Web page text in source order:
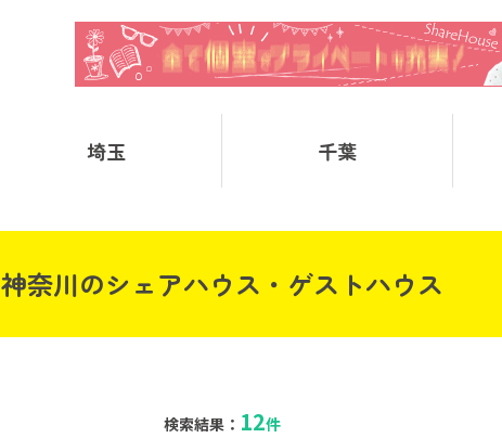
埼玉 千葉
神奈川のシェアハウス・ゲストハウス
検索結果： 12件